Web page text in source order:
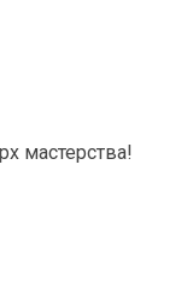
мастерства!